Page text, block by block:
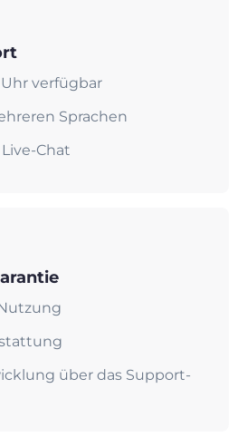
verfügbar
Sprachen
Chat
über das Support-